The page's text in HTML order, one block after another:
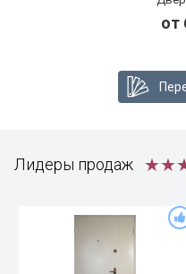
от
Лидеры продаж